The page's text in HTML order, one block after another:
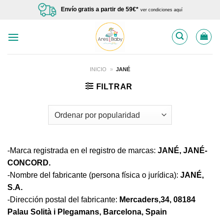
Envío gratis a partir de 59€* ver condiciones aquí
INICIO » JANÉ
FILTRAR
-Marca registrada en el registro de marcas: JANÉ, JANÉ-
CONCORD.
-Nombre del fabricante (persona física o jurídica): JANÉ,
S.A.
-Dirección postal del fabricante: Mercaders,34, 08184
Palau Solità i Plegamans, Barcelona, Spain